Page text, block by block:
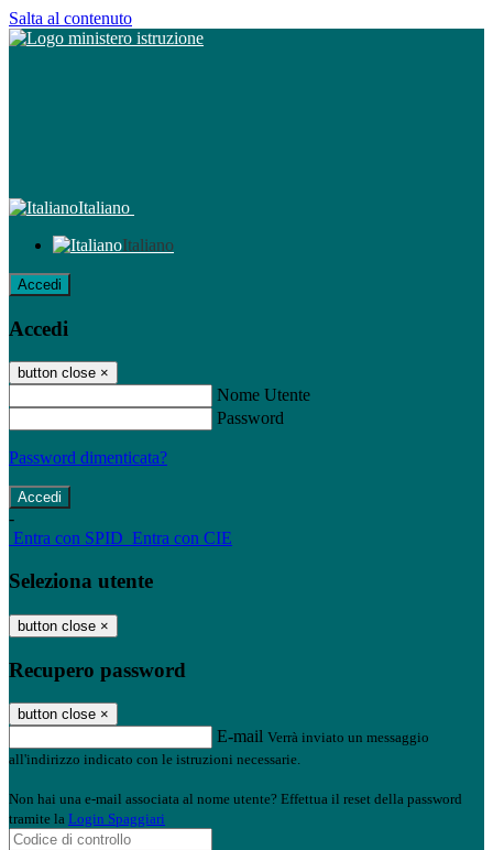
Salta al contenuto
Italiano
Italiano
Accedi
Accedi
button close ×
Nome Utente
Password
Password dimenticata?
-
Entra con SPID Entra con CIE
Seleziona utente
button close ×
Recupero password
button close ×
E-mail Verrà inviato un messaggio
all'indirizzo indicato con le istruzioni necessarie.
Non hai una e-mail associata al nome utente? Effettua il reset della password
tramite la Login Spaggiari